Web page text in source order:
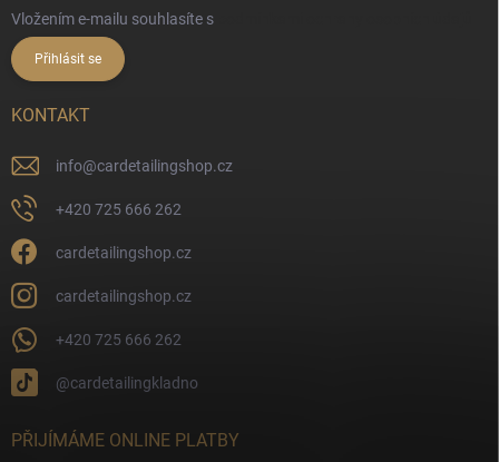
Vložením e-mailu souhlasíte s
Přihlásit se
KONTAKT
info@cardetailingshop.cz
+420 725 666 262
cardetailingshop.cz
cardetailingshop.cz
+420 725 666 262
@cardetailingkladno
PŘIJÍMÁME ONLINE PLATBY